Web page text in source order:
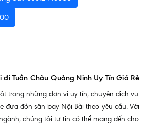
đi Tuần Châu Quảng Ninh Uy Tín Giá Rẻ
trong những đơn vị uy tín, chuyên dịch vụ
đưa đón sân bay Nội Bài theo yêu cầu. Với
chúng tôi tự tin có thể mang đến cho